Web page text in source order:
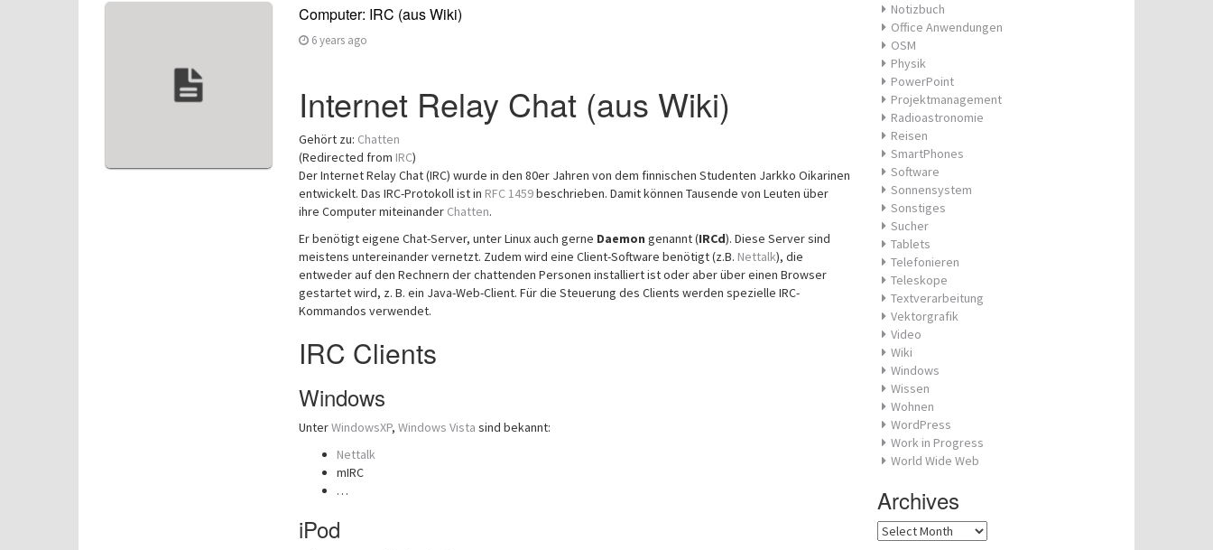
Computer: IRC (aus Wiki)
6 years ago
Internet Relay Chat (aus Wiki)
Gehört zu: Chatten
(Redirected from IRC)
Der Internet Relay Chat (IRC) wurde in den 80er Jahren von dem finnischen Studenten Jarkko Oikarinen
entwickelt. Das IRC-Protokoll ist in RFC 1459beschrieben. Damit können Tausende von Leuten über
ihre Computer miteinander Chatten.
Er benötigt eigene Chat-Server, unter Linux auch gerne Daemon genannt (IRCd). Diese Server sind
meistens untereinander vernetzt. Zudem wird eine Client-Software benötigt (z.B. Nettalk), die
entweder auf den Rechnern der chattenden Personen installiert ist oder aber über einen Browser
gestartet wird, z. B. ein Java-Web-Client. Für die Steuerung des Clients werden spezielle IRC-
Kommandos verwendet.
IRC Clients
Windows
UnterWindowsXP, Windows Vista sind bekannt:
Nettalk
mIRC
…
iPod
Notizbuch
Office Anwendungen
OSM
Physik
PowerPoint
Projektmanagement
Radioastronomie
Reisen
SmartPhones
Software
Sonnensystem
Sonstiges
Sucher
Tablets
Telefonieren
Teleskope
Textverarbeitung
Vektorgrafik
Video
Wiki
Windows
Wissen
Wohnen
WordPress
Work in Progress
World Wide Web
Archives
Archives